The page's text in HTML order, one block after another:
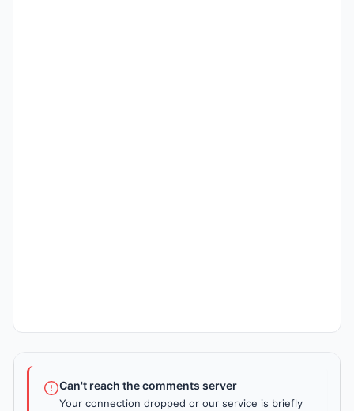
Can't reach the comments server
Your connection dropped or our service is briefly